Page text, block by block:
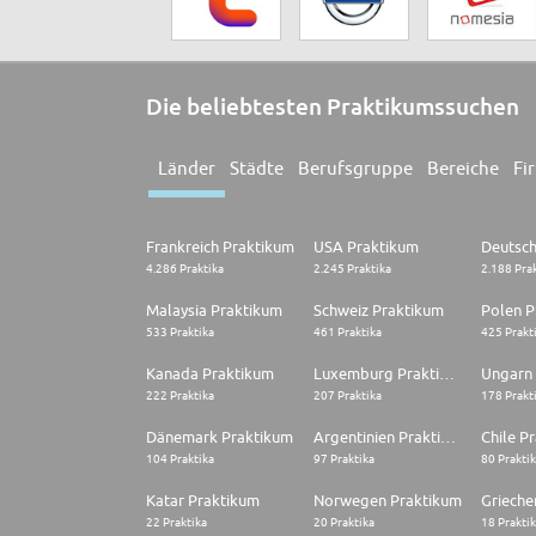
Die beliebtesten Praktikumssuchen
Länder Städte Berufsgruppe Bereiche
Frankreich Praktikum
4.286 Praktika
USA Praktikum
2.245 Praktika 2.188
Malaysia Praktikum
533 Praktika
Schweiz Praktikum
461 Praktika
Polen
425
Kanada Praktikum
222 Praktika 207 Praktika 178
Dänemark Praktikum
104 Praktika 97 Praktika
Chile
80
Katar Praktikum
22 Praktika
Norwegen Praktikum
20 Praktika 18